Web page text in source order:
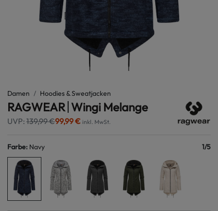
Damen Hoodies & Sweatjacken
RAGWEAR Wingi Melange
UVP: 139,99 €99,99 € inkl. MwSt.
Farbe: Navy 1/5